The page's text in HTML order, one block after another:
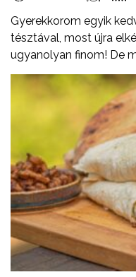
Gyerekkorom egyik
tésztával, most újra
ugyanolyan finom! De
fogyasztani?
gazdag, alacsony
emészthető. Kiváló
változatosan és